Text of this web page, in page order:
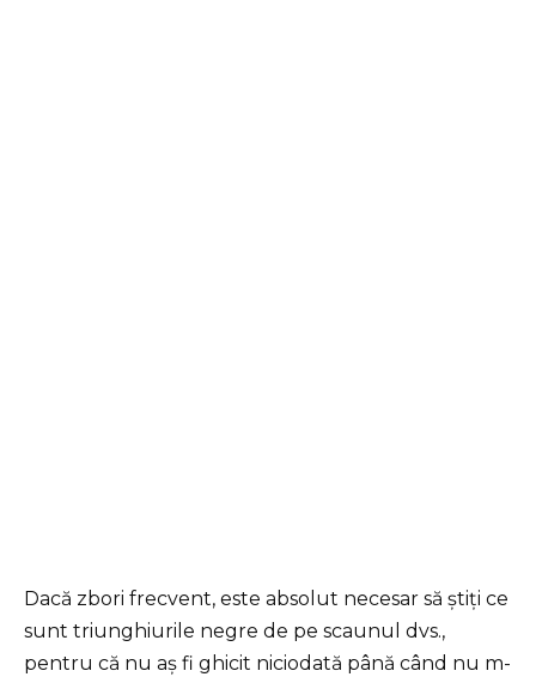
Dacă zbori frecvent, este absolut necesar să știți ce
sunt triunghiurile negre de pe scaunul dvs.,
pentru că nu aș fi ghicit niciodată până când nu m-